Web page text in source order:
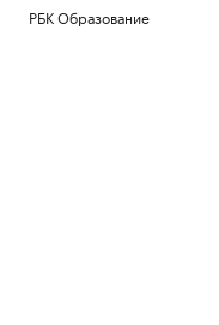
РБК Образование